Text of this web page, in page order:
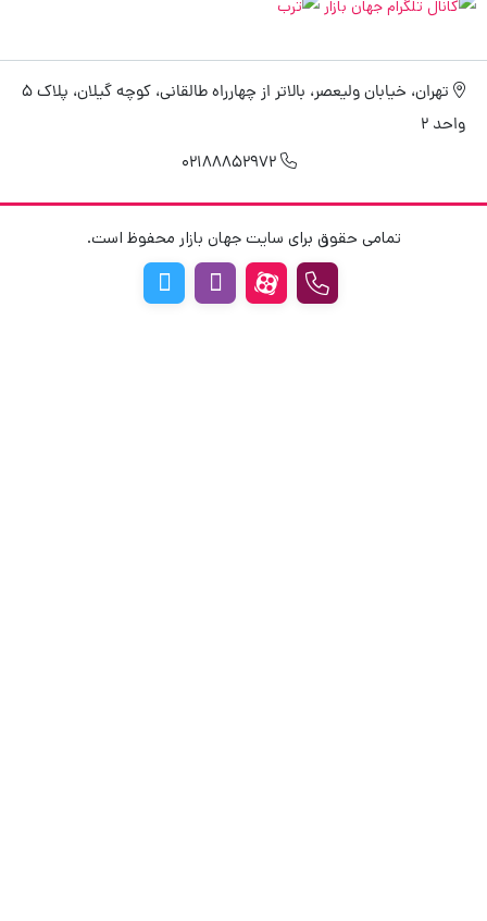
تهران، خیابان ولیعصر، بالاتر از چهارراه طالقانی، کوچه گیلان، پلاک 5
واحد 2
02188852972
تمامی حقوق برای سایت جهان بازار محفوظ است.